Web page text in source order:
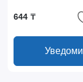
644 ₸